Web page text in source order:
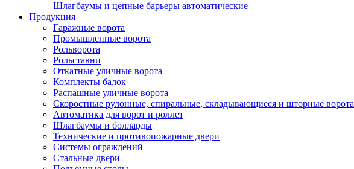
Шлагбаумы и цепные барьеры автоматические
Продукция
Гаражные ворота
Промышленные ворота
Рольворота
Рольставни
Откатные уличные ворота
Комплекты балок
Распашные уличные ворота
Скоростные рулонные, спиральные, складывающиеся и шторные ворота
Автоматика для ворот и роллет
Шлагбаумы и болларды
Технические и противопожарные двери
Системы ограждений
Стальные двери